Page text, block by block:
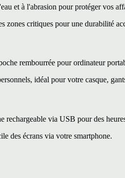
et à l'abrasion pour protéger vos
zones critiques pour une durabilité
rembourrée pour ordinateur
idéal pour votre casque,
rechargeable via USB pour des
des écrans via votre smartphone.